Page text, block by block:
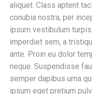
aliquet. Class aptent
conubia nostra, per
ipsum vestibulum
imperdiet sem, a
ante. Proin eu dolor
neque. Suspendisse
semper dapibus urna
ipsum eget pretium